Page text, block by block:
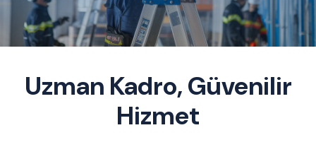
Uzman Kadro, Güvenilir
Hizmet